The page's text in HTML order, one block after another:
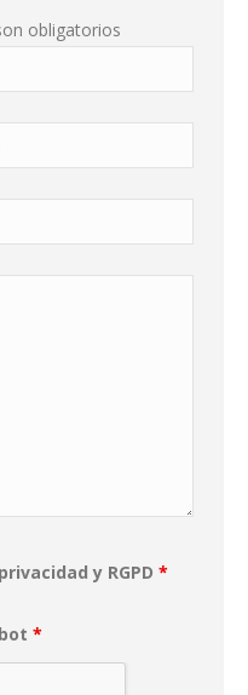
obligatorios
y RGPD *
*